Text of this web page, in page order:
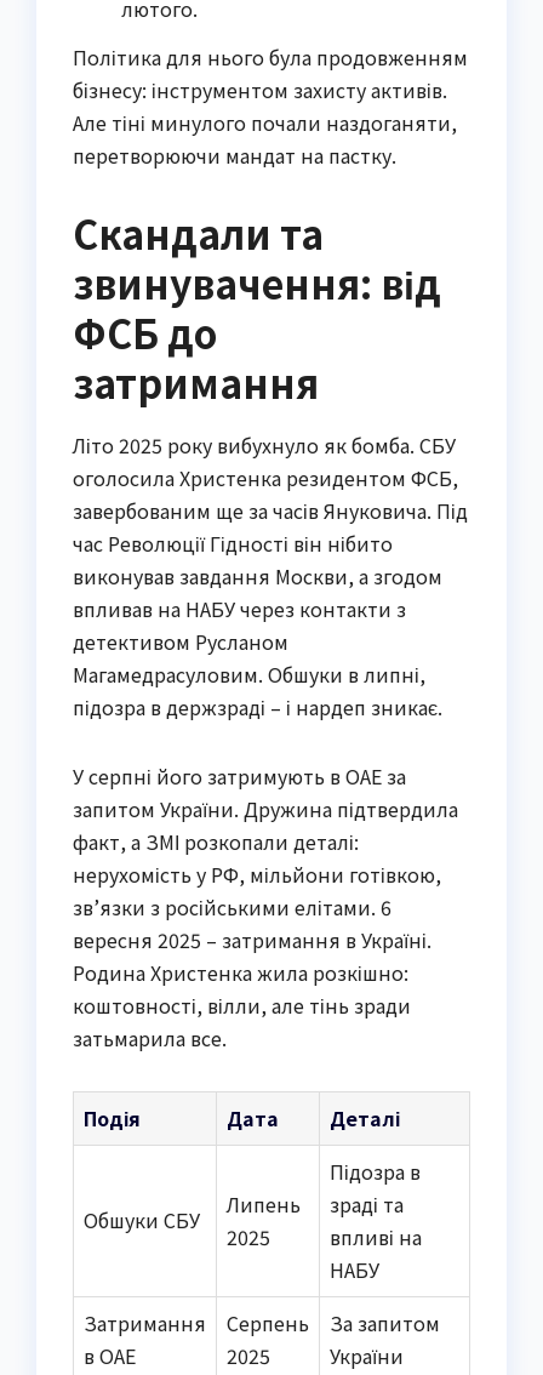
лютого.
Політика для нього була продовженням
бізнесу: інструментом захисту активів.
Але тіні минулого почали наздоганяти,
перетворюючи мандат на пастку.
Скандали та
звинувачення: від
ФСБ до
затримання
Літо 2025 року вибухнуло як бомба. СБУ
оголосила Христенка резидентом ФСБ,
завербованим ще за часів Януковича. Під
час Революції Гідності він нібито
виконував завдання Москви, а згодом
впливав на НАБУ через контакти з
детективом Русланом
Магамедрасуловим. Обшуки в липні,
підозра в держзраді – і нардеп зникає.
У серпні його затримують в ОАЕ за
запитом України. Дружина підтвердила
факт, а ЗМІ розкопали деталі:
нерухомість у РФ, мільйони готівкою,
зв’язки з російськими елітами. 6
вересня 2025 – затримання в Україні.
Родина Христенка жила розкішно:
коштовності, вілли, але тінь зради
затьмарила все.
Подія Дата Деталі
Обшуки СБУ
Липень
2025
Підозра в
зраді та
впливі на
НАБУ
Затримання
в ОАЕ
Серпень
2025
За запитом
України